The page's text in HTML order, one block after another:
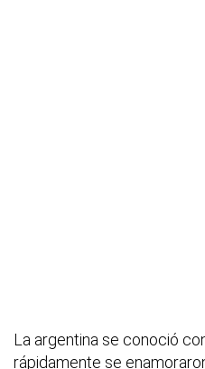
La argentina se conoció
rápidamente se